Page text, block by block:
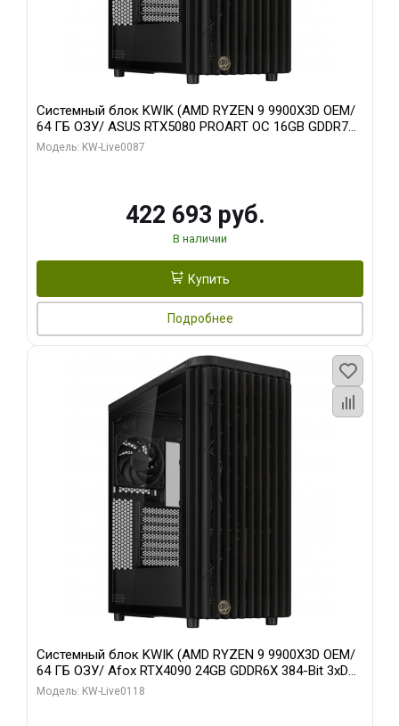
Системный блок KWIK (AMD RYZEN 9 9900X3D OEM/
64 ГБ ОЗУ/ ASUS RTX5080 PROART OC 16GB GDDR7
256bit Type-C DP 2/ 1 ТБ SSD)
Модель: KW-Live0087
422 693 руб.
В наличии
Купить
Подробнее
Системный блок KWIK (AMD RYZEN 9 9900X3D OEM/
64 ГБ ОЗУ/ Afox RTX4090 24GB GDDR6X 384-Bit 3xDP
HDMI ATX Turbo/ 960 ГБ SSD)
Модель: KW-Live0118